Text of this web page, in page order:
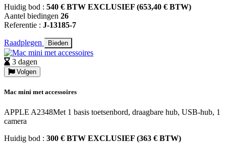
Huidig bod : 540 € BTW EXCLUSIEF (653,40 € BTW)
Aantel biedingen 26
Referentie : J-13185-7
Raadplegen Bieden
3 dagen
Volgen
Mac mini met accessoires
APPLE A2348Met 1 basis toetsenbord, draagbare hub, USB-hub, 1
camera
Huidig bod : 300 € BTW EXCLUSIEF (363 € BTW)